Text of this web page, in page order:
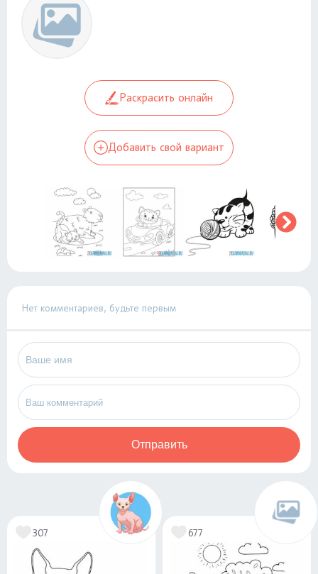
Раскрасить онлайн
Добавить свой вариант
Нет комментариев, будьте первым
Отправить
307 677